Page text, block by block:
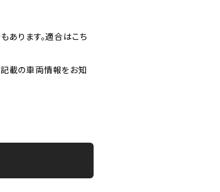
あります。適合はこち
載の車両情報をお知